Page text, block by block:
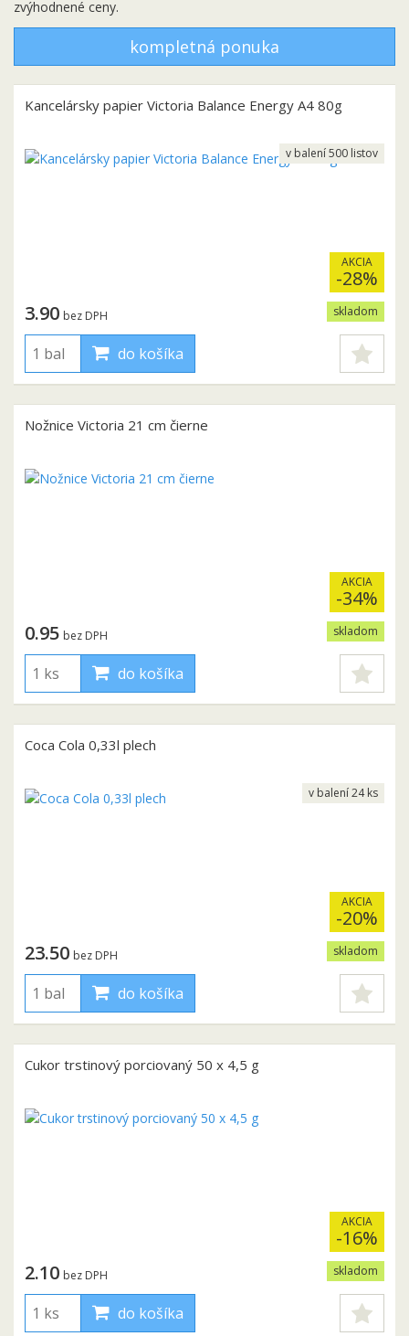
zvýhodnené ceny.
kompletná ponuka
Kancelársky papier Victoria Balance Energy A4 80g
AKCIA
-28%
skladom
3.90 bez DPH
do košíka
v balení 500 listov
Nožnice Victoria 21 cm čierne
AKCIA
-34%
skladom
0.95 bez DPH
do košíka
Coca Cola 0,33l plech
AKCIA
-20%
skladom
23.50 bez DPH
do košíka
v balení 24 ks
Cukor trstinový porciovaný 50 x 4,5 g
AKCIA
-16%
skladom
2.10 bez DPH
do košíka